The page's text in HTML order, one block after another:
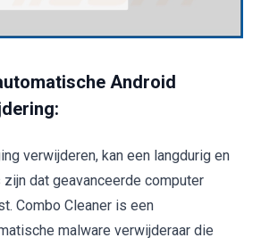
Android
verwijderen, kan een langdurig en
dat geavanceerde computer
Combo Cleaner is een
malware verwijderaar die